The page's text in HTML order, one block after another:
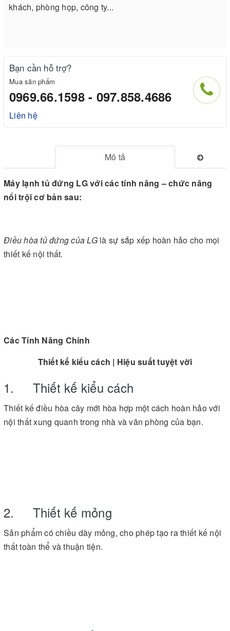
khách, phòng họp, công ty...
Bạn cần hỗ trợ?
Mua sản phẩm
0969.66.1598 - 097.858.4686
Liên hệ
Mô tả
Máy lạnh tủ đứng LG với các tính năng – chức năng
nổi trội cơ bản sau:
Điều hòa tủ đứng của LGlà sự sắp xếp hoàn hảo cho mọi
thiết kế nội thất.
Các Tính Năng Chính
Thiết kế kiểu cách | Hiệu suất tuyệt vời
1. Thiết kế kiểu cách
Thiết kế điều hòa cây mới hòa hợp một cách hoàn hảo với
nội thất xung quanh trong nhà và văn phòng của bạn.
2. Thiết kế mỏng
Sản phẩm có chiều dày mỏng, cho phép tạo ra thiết kế nội
thất toàn thể và thuận tiện.